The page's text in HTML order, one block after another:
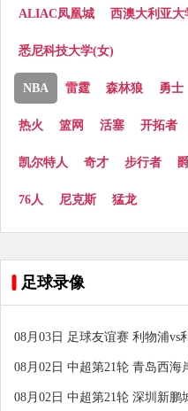
ALIAC凤凰城 西澳大利亚大
悉尼科技大学(女)
NBA 雷霆 森林狼 勇士
热火 篮网 活塞 开拓者
凯尔特人 奇才 步行者
76人 尼克斯 猛龙
足球录像
08月03日 足球友谊赛 利物浦vs
08月02日 中超第21轮 青岛西
08月02日 中超第21轮 深圳新